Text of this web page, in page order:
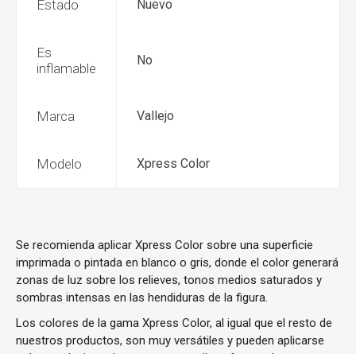
Estado Nuevo
Es
inflamable
No
Marca Vallejo
Modelo Xpress Color
Se recomienda aplicar Xpress Color sobre una superficie
imprimada o pintada en blanco o gris, donde el color generará
zonas de luz sobre los relieves, tonos medios saturados y
sombras intensas en las hendiduras de la figura.
Los colores de la gama Xpress Color, al igual que el resto de
nuestros productos, son muy versátiles y pueden aplicarse